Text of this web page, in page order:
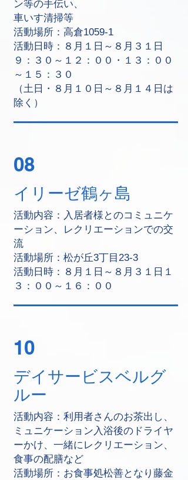
ン等の手伝い、
車いす清掃等
活動場所：高倉1059-1
活動日時：８月１日～８月３１日
９：３０～１２：００・１３：００
～１５：３０
（土日・８月１０日～８月１４日は
除く）
08
イリーゼ鶴ヶ島
活動内容：入居者様とのコミュニケ
ーション、レクリエーションでの交
流
活動場所：松が丘3丁目23-3
活動日時：８月１日～８月３１日１
３：００～１６：００
10
デイサービスベルグ
ルー
活動内容：利用者さんのお茶出し、
ミュニケーション入浴後のドライヤ
ーかけ、一緒にレクリエーション、
食事の配膳など
活動場所：お食事処松善となり藤金